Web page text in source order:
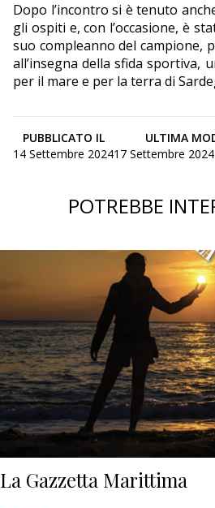
Dopo l’incontro si è tenuto
gli ospiti e, con l’occasione, è
suo compleanno del campione,
all’insegna della sfida sportiva,
per il mare e per la terra di
PUBBLICATO IL
14 Settembre 2024
ULTIMA
17 Settembre
POTREBBE
La Gazzetta Marittima